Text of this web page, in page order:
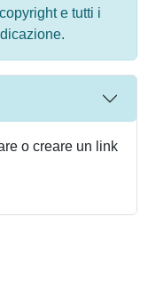
e tutti i
o creare un link